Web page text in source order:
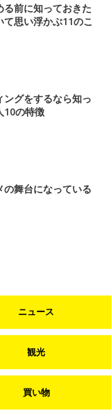
前に知っておきた
思い浮かぶ11のこ
グをするなら知っ
10の特徴
舞台になっている
ニュース
観光
買い物